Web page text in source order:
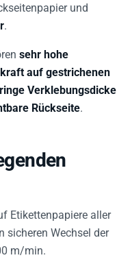
und
.
sehr hohe
auf gestrichenen
Verklebungsdicke
Rückseite.
Etikettenpapiere aller
sicheren Wechsel der
m/min.